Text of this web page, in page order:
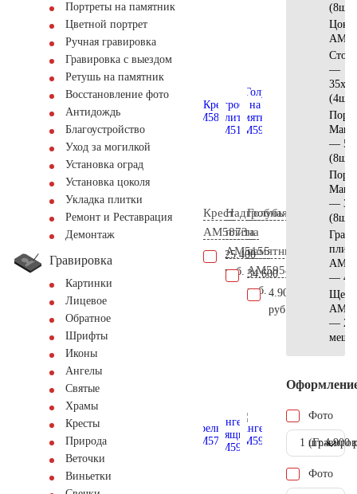
Портреты на памятник
Цветной портрет
Ручная гравировка
Гравировка с выездом
Ретушь на памятник
Восстановление фото
Антидождь
Благоустройство
Уход за могилкой
Установка оград
Установка цоколя
Укладка плитки
Ремонт и Реставрация
Демонтаж
Гравировка
Картинки
Лицевое
Обратное
Шрифты
Иконы
Ангелы
Святые
Храмы
Кресты
Природа
Веточки
Виньетки
Крест
AM5873
25.400
руб.
Надгробная
плита
AM5155
34.600
руб.
Голубь
на
памятник
AM5954
4.900
руб.
(8шт)
—
(4шт)
—
(8шт)
—
(8шт)
— 4
— 2
Фото
1 шт.4.900
Фото